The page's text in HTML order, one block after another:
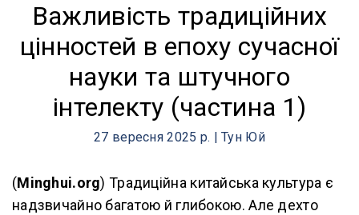
Важливість традиційних
цінностей в епоху сучасної
науки та штучного
інтелекту (частина 1)
27 вересня 2025 р. | Тун Юй
(Minghui.org) Традиційна китайська культура є
надзвичайно багатою й глибокою. Але дехто